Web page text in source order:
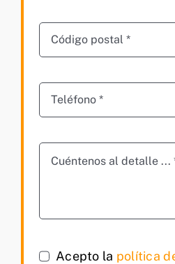
Acepto la política